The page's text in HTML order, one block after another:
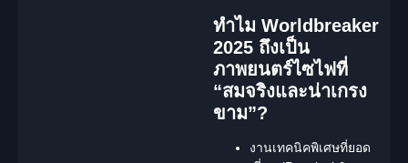
ทำไม Worldbreaker
2025 ถึงเป็น
ภาพยนตร์ไซไฟที่
“สมจริงและน่าเกรง
ขาม”?
งานเทคนิคพิเศษที่ยอด